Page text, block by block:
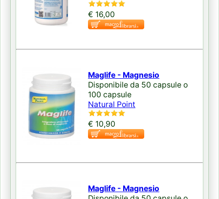
€ 16,00
Maglife - Magnesio
Disponibile da 50 capsule o
100 capsule
Natural Point
€ 10,90
Maglife - Magnesio